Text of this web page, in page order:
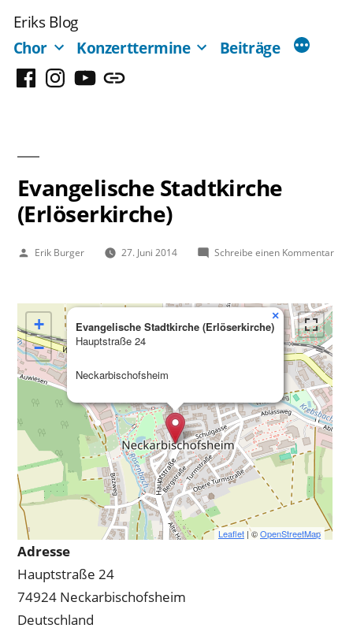
Inhalt
springen
Eriks Blog
Chor
Konzerttermine Beiträge
FacebookInstagram
YouTubeMastodon
Evangelische Stadtkirche
(Erlöserkirche)
Veröffentlicht
Erik Burger 27. Juni 2014 Schreibe einen Kommentarzu
Evangelische Stadtkirche (Erlöserkirche)
Hauptstraße 24
Neckarbischofsheim
×
+
−
Leaflet | ©OpenStreetMap
Adresse
Hauptstraße 24
74924 Neckarbischofsheim
Deutschland